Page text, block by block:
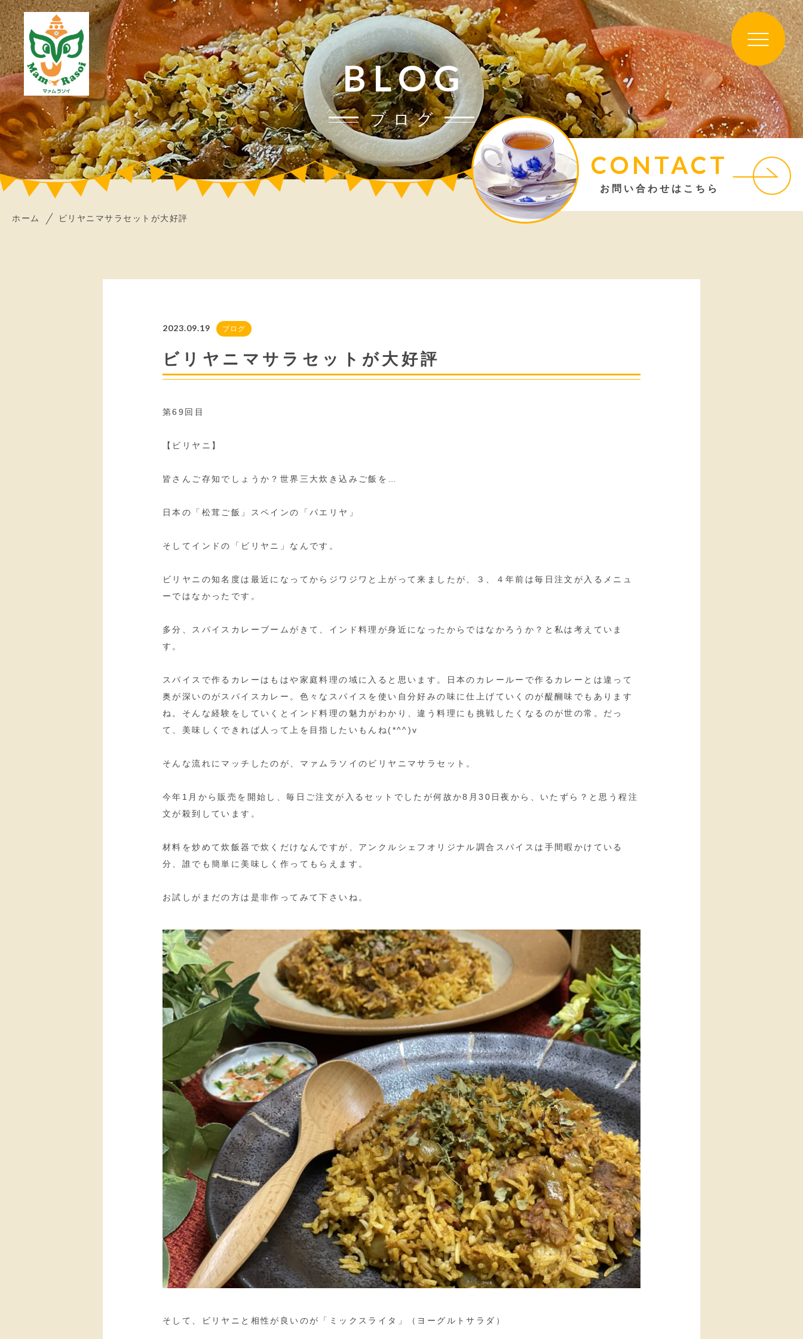
BLOG
ブログ
CONTACT
お問い合わせはこちら
ホーム ビリヤニマサラセットが大好評
2023.09.19 ブログ
ビリヤニマサラセットが大好評
第69回目
【ビリヤニ】
皆さんご存知でしょうか？世界三大炊き込みご飯を…
日本の「松茸ご飯」スペインの「パエリヤ」
そしてインドの「ビリヤニ」なんです。
ビリヤニの知名度は最近になってからジワジワと上がって来ましたが、３、４年前は毎日注文が入るメニュ
ーではなかったです。
多分、スパイスカレーブームがきて、インド料理が身近になったからではなかろうか？と私は考えていま
す。
スパイスで作るカレーはもはや家庭料理の域に入ると思います。日本のカレールーで作るカレーとは違って
奥が深いのがスパイスカレー。色々なスパイスを使い自分好みの味に仕上げていくのが醍醐味でもあります
ね。そんな経験をしていくとインド料理の魅力がわかり、違う料理にも挑戦したくなるのが世の常。だっ
て、美味しくできれば人って上を目指したいもんね(*^^)v
そんな流れにマッチしたのが、マァムラソイのビリヤニマサラセット。
今年1月から販売を開始し、毎日ご注文が入るセットでしたが何故か8月30日夜から、いたずら？と思う程注
文が殺到しています。
材料を炒めて炊飯器で炊くだけなんですが、アンクルシェフオリジナル調合スパイスは手間暇かけている
分、誰でも簡単に美味しく作ってもらえます。
お試しがまだの方は是非作ってみて下さいね。
そして、ビリヤニと相性が良いのが「ミックスライタ」（ヨーグルトサラダ）